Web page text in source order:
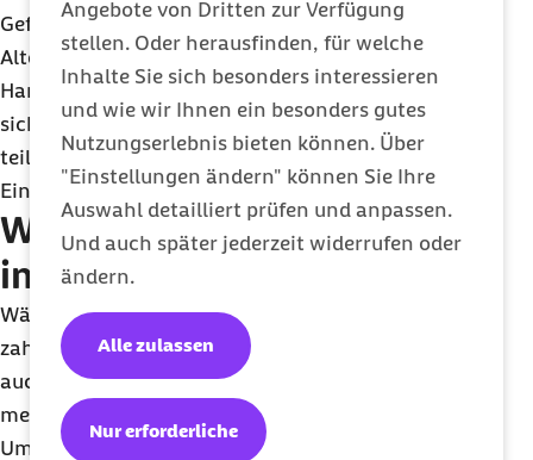
Angebote von Dritten zur Verfügung
stellen. Oder herausfinden, für welche
Inhalte Sie sich besonders interessieren
und wie wir Ihnen ein besonders gutes
Nutzungserlebnis bieten können. Über
"Einstellungen ändern" können Sie Ihre
Auswahl detailliert prüfen und anpassen.
Und auch später jederzeit widerrufen oder
ändern.
Nur erforderliche
Alle zulassen
Gefäßpolster zusammenziehen. Als pflanzliche
Alternative bieten sich Salben oder Zäpfchen mit
Hamamelis (Zaubernuss) an. In der Regel bilden
sich die Hämorrhoiden nach der Geburt ganz oder
teilweise wieder zurück, so dass kein operativer
Eingriff notwendig ist.
Wie verändert sich die Haut
in der Schwangerschaft?
Während der Schwangerschaft können Frauen
zahlreiche Veränderungen an sich beobachten,
auch an der Haut. Auslöser dafür sind hormonelle,
metabolische und immunologische
Umstellungsprozesse in dieser Lebensphase. Zu